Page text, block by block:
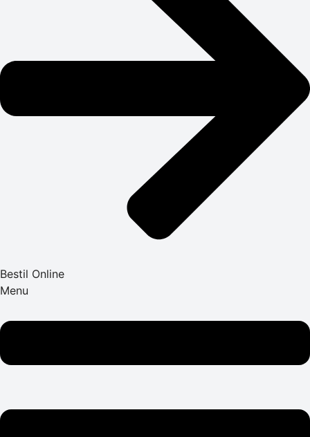
Bestil Online
Menu